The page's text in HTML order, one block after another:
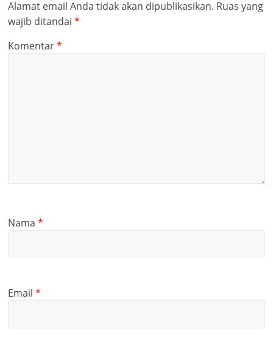
Alamat email Anda tidak akan dipublikasikan. Ruas yang
wajib ditandai*
Komentar*
Nama*
Email*